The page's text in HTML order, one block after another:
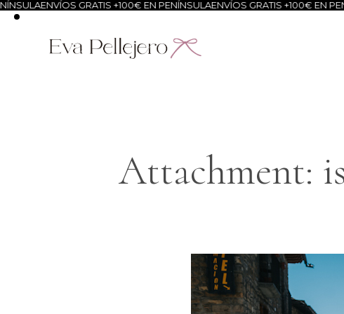
ENVÍOS GRATIS +100€ EN PENÍNSULAENVÍOS GRATIS +100€ EN
Attachment: